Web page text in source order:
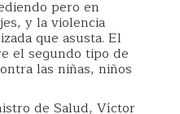
pero en
y la violencia
que asusta. El
el segundo tipo de
las niñas, niños
de Salud, Víctor